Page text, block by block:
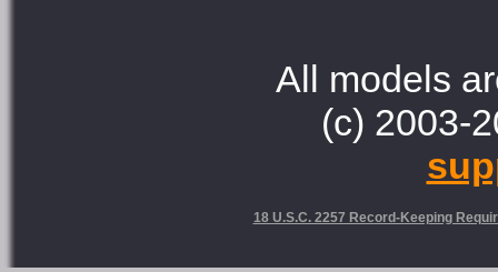
All models
(c) 2003-
18 U.S.C. 2257 Record-Keeping